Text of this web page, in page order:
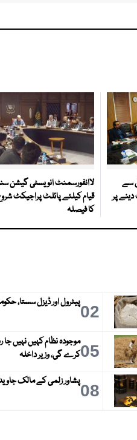
سے
دینے پر
لاانفورسمنٹ انویسٹی گیشن
قیام کیلئے پائلٹ پراجیکٹ
کا فیصلہ
02پیٹرول اور ڈیزل سستا،
05موجودہ نظام کہیں نہیں
کرے گی، وزیر داخلہ
08پشاور زلمی کے مالک